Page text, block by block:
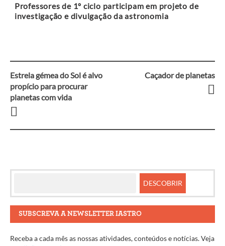
Professores de 1º ciclo participam em projeto de
investigação e divulgação da astronomia
Navegação
entre
Estrela gémea do Sol é alvo
propício para procurar
planetas com vida
Caçador de planetas
SUBSCREVA A NEWSLETTER IASTRO
Receba a cada mês as nossas atividades, conteúdos e notícias. Veja